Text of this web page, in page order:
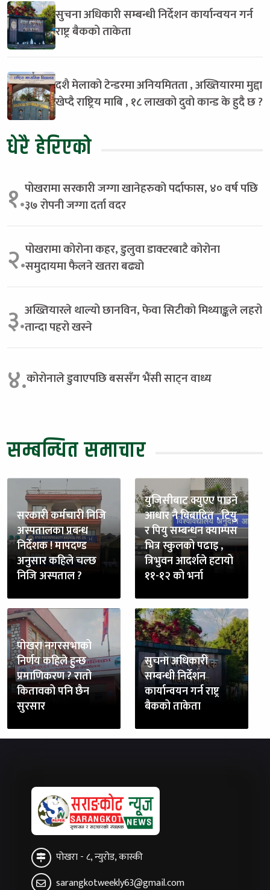
सुचना अधिकारी सम्बन्धी निर्देशन कार्यान्वयन गर्न
राष्ट्र बैकको ताकेता
दशै मेलाको टेन्डरमा अनियमितता , अख्तियारमा मुद्दा
खेप्दै राष्ट्रिय माबि , १८ लाखको दुवो कान्ड के हुदै छ ?
धेरै हेरिएको
१.पोखरामा सरकारी जग्गा खानेहरुको पर्दाफास, ४० वर्ष पछि
३७ रोपनी जग्गा दर्ता वदर
२.पोखरामा कोरोना कहर, डुलुवा डाक्टरबाटै कोरोना
समुदायमा फैलने खतरा बढ्यो
३.अख्तियारले थाल्यो छानविन, फेवा सिटीको मिथ्याङ्कले लहरो
तान्दा पहरो खस्ने
४.कोरोनाले डुवाएपछि बससँग भैंसी साट्न वाध्य
सम्बन्धित समाचार
सरकारी कर्मचारी निजि
अस्पतालका प्रबन्ध
निर्देशक ! मापदण्ड
अनुसार कहिले चल्छ
निजि अस्पताल ?
युजिसीबाट क्युएए पाउने
आधार नै बिबादित , टियु
र पियु सम्बन्धन क्याम्पस
भित्र स्कुलको पढाइ ,
त्रिभुवन आदर्शले हटायो
११-१२ को भर्ना
पोखरा नगरसभाको
निर्णय कहिले हुन्छ
प्रमाणिकरण ? रातो
कितावको पनि छैन
सुरसार
सुचना अधिकारी
सम्बन्धी निर्देशन
कार्यान्वयन गर्न राष्ट्र
बैकको ताकेता
पोखरा - ८, न्युरोड, कास्की
sarangkotweekly63@gmail.com